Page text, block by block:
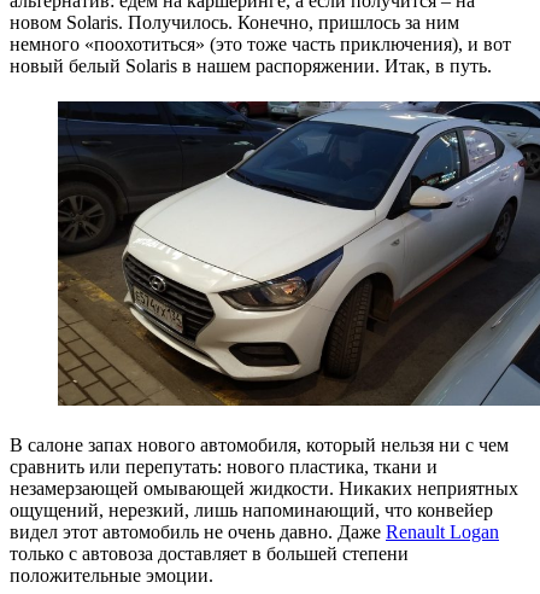
новом Solaris. Получилось. Конечно, пришлось за ним
немного «поохотиться» (это тоже часть приключения), и вот
новый белый Solaris в нашем распоряжении. Итак, в путь.
В салоне запах нового автомобиля, который нельзя ни с чем
сравнить или перепутать: нового пластика, ткани и
незамерзающей омывающей жидкости. Никаких неприятных
ощущений, нерезкий, лишь напоминающий, что конвейер
видел этот автомобиль не очень давно. Даже Renault Logan
только с автовоза доставляет в большей степени
положительные эмоции.